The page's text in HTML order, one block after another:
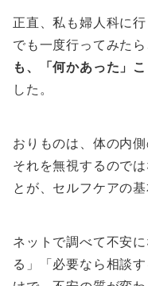
正直、私も婦人科に
でも一度行ってみたら
も、「何かあった」
した。
おりものは、体の内
それを無視するので
とが、セルフケアの
ネットで調べて不安
る」「必要なら相談